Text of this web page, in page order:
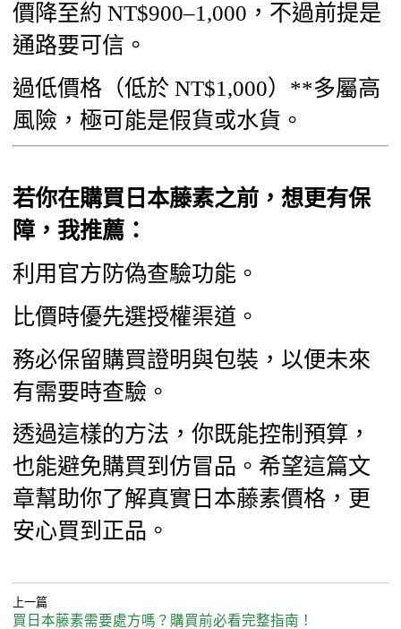
價降至約 NT$900–1,000，不過前提是
通路要可信。
過低價格（低於 NT$1,000）**多屬高
風險，極可能是假貨或水貨。
若你在購買日本藤素之前，想更有保
障，我推薦：
利用官方防偽查驗功能。
比價時優先選授權渠道。
務必保留購買證明與包裝，以便未來
有需要時查驗。
透過這樣的方法，你既能控制預算，
也能避免購買到仿冒品。希望這篇文
章幫助你了解真實日本藤素價格，更
安心買到正品。
上一篇
買日本藤素需要處方嗎？購買前必看完整指南！